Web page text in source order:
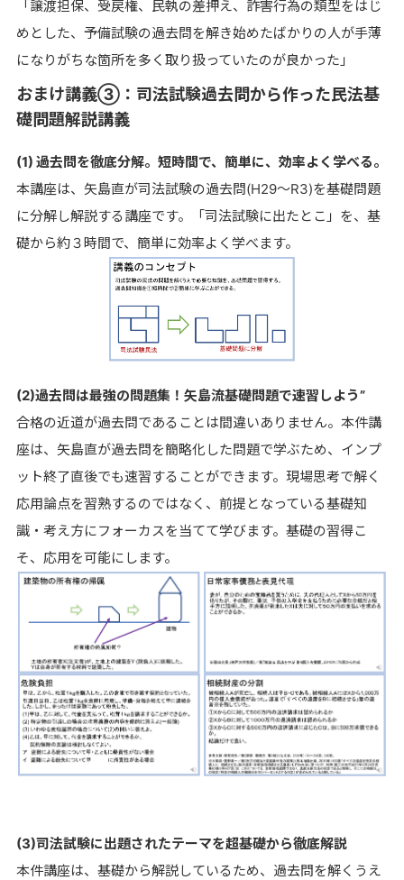
「譲渡担保、受戻権、民執の差押え、詐害行為の類型をはじ
めとした、予備試験の過去問を解き始めたばかりの人が手薄
になりがちな箇所を多く取り扱っていたのが良かった」
おまけ講義➂：司法試験過去問から作った民法基
礎問題解説講義
(1) 過去問を徹底分解。短時間で、簡単に、効率よく学べる。
本講座は、矢島直が司法試験の過去問(H29～R3)を基礎問題
に分解し解説する講座です。「司法試験に出たとこ」を、基
礎から約３時間で、簡単に効率よく学べます。
(2)過去問は最強の問題集！矢島流基礎問題で速習しよう”
合格の近道が過去問であることは間違いありません。本件講
座は、矢島直が過去問を簡略化した問題で学ぶため、インプ
ット終了直後でも速習することができます。現場思考で解く
応用論点を習熟するのではなく、前提となっている基礎知
識・考え方にフォーカスを当てて学びます。基礎の習得こ
そ、応用を可能にします。
(3)司法試験に出題されたテーマを超基礎から徹底解説
本件講座は、基礎から解説しているため、過去問を解くうえ